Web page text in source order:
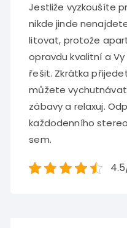
Jestliže vyzkoušíte
nikde jinde
litovat, protože
opravdu kvalitní a
řešit. Zkrátka
můžete
zábavy a relaxuj.
každodenního
sem.